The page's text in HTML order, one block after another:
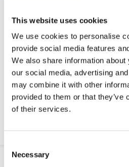
This website uses cookies
We use cookies to personalise
provide social media features
We also share information
our social media, advertising
may combine it with other
provided to them or that they’ve
of their services.
Selection
Necessary
Modele 3D CAD
Usługi inżynieryjne
Żądanie części OE
Informacje o produkcie